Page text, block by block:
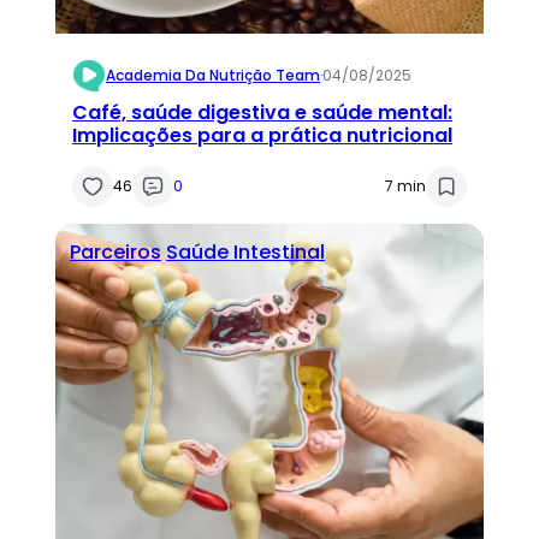
Academia Da Nutrição Team·04/08/2025
Café, saúde digestiva e saúde mental:
Implicações para a prática nutricional
46 0 7 min
ParceirosSaúde Intestinal